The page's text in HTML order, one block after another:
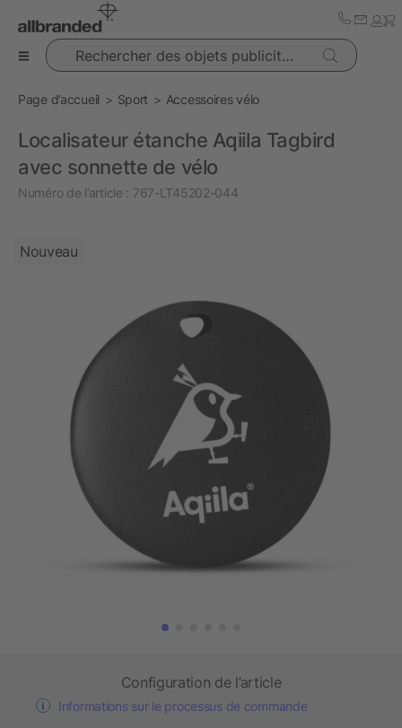
Rechercher des objets publicitaires
Page d’accueil Sport Accessoires vélo
Localisateur étanche Aqiila Tagbird
avec sonnette de vélo
Numéro de l’article : 767-LT45202-044
Nouveau
Configuration de l’article
Informations sur le processus de commande